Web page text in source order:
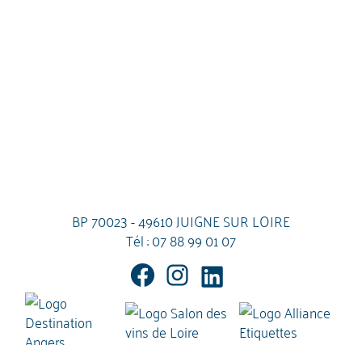
BP 70023 - 49610 JUIGNE SUR LOIRE
Tél :07 88 99 01 07